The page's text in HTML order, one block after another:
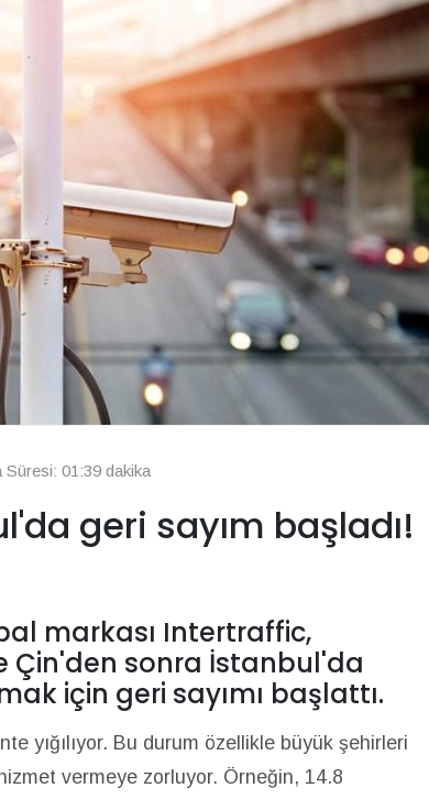
Süresi: 01:39 dakika
geri sayım başladı!
markası Intertraffic,
Çin'den sonra İstanbul'da
için geri sayımı başlattı.
yığılıyor. Bu durum özellikle büyük şehirleri
vermeye zorluyor. Örneğin, 14.8